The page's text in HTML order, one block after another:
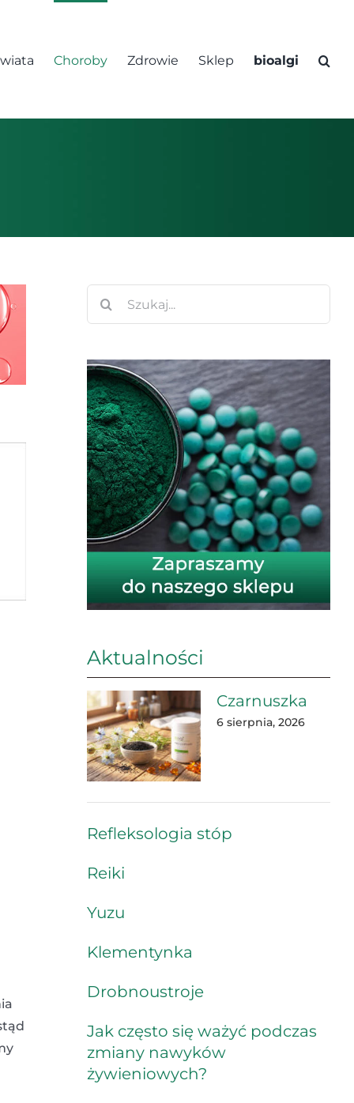
Choroby Zdrowie Sklep bioalgi
Aktualności
Czarnuszka
6 sierpnia, 2026
Refleksologia stóp
Reiki
Yuzu
Klementynka
Drobnoustroje
Jak często się ważyć podczas
zmiany nawyków
żywieniowych?